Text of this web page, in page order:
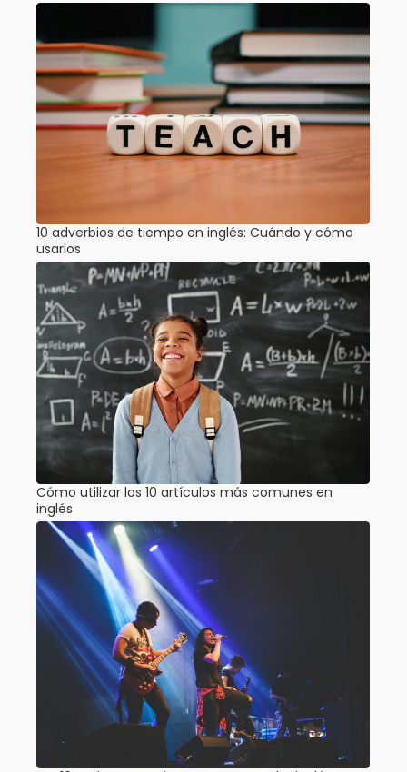
10 adverbios de tiempo en inglés: Cuándo y cómo
usarlos
Cómo utilizar los 10 artículos más comunes en
inglés